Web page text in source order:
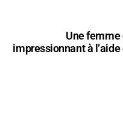
Une femme
impressionnant à